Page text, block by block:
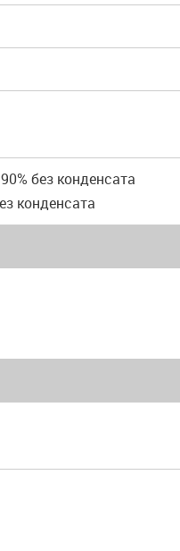
без конденсата
конденсата